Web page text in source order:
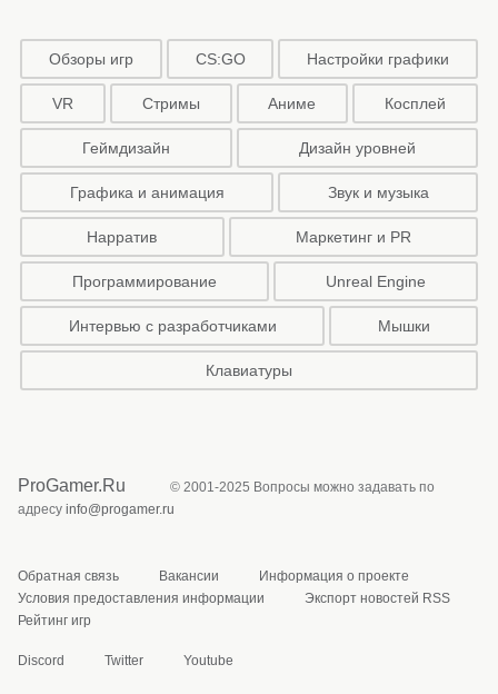
Обзоры игр CS:GO Настройки графики
VR Стримы Аниме Косплей
Геймдизайн Дизайн уровней
Графика и анимация Звук и музыка
Нарратив Маркетинг и PR
Программирование Unreal Engine
Интервью с разработчиками Мышки
Клавиатуры
ProGamer.Ru
© 2001-2025 Вопросы можно задавать по
адресу info@progamer.ru
Обратная связь Вакансии
Информация о проекте
Условия предоставления информации
Экспорт новостей RSS
Рейтинг игр
Discord Twitter Youtube